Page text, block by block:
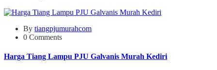
By tiangpjumurahcom
0 Comments
Harga Tiang Lampu PJU Galvanis Murah Kediri